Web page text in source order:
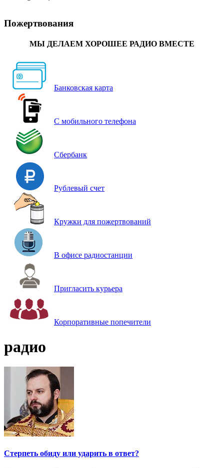
Пожертвования
МЫ ДЕЛАЕМ ХОРОШЕЕ РАДИО ВМЕСТЕ
Банковская карта
С мобильного телефона
Сбербанк
Рублевый счет
Кружки для пожертвований
В офисе радиостанции
Пригласить курьера
Корпоративные попечители
радио
Стерпеть обиду или ударить в ответ?